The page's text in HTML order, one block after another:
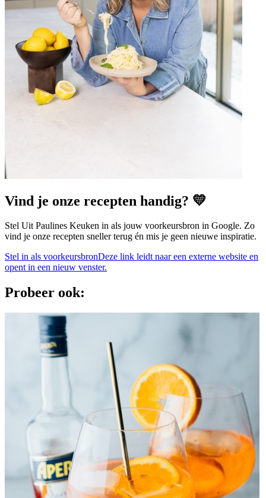
Vind je onze recepten handig? 💛
Stel Uit Paulines Keuken in als jouw voorkeursbron in Google. Zo
vind je onze recepten sneller terug én mis je geen nieuwe inspiratie.
Stel in als voorkeursbronDeze link leidt naar een externe website en
opent in een nieuw venster.
Probeer ook: